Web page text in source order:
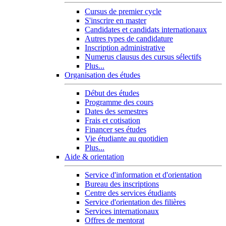
Cursus de premier cycle
S'inscrire en master
Candidates et candidats internationaux
Autres types de candidature
Inscription administrative
Numerus clausus des cursus sélectifs
Plus...
Organisation des études
Début des études
Programme des cours
Dates des semestres
Frais et cotisation
Financer ses études
Vie étudiante au quotidien
Plus...
Aide & orientation
Service d'information et d'orientation
Bureau des inscriptions
Centre des services étudiants
Service d'orientation des filières
Services internationaux
Offres de mentorat